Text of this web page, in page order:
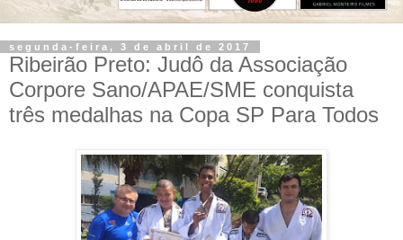
segunda-feira, 3 de abril de 2017
Ribeirão Preto: Judô da Associação
Corpore Sano/APAE/SME conquista
três medalhas na Copa SP Para Todos